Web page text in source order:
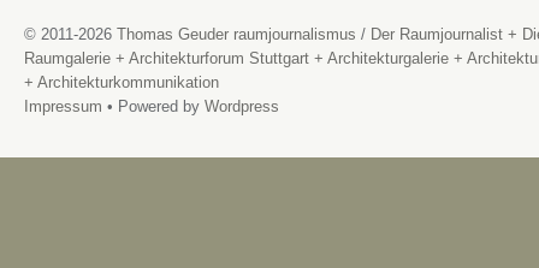
© 2011-2026 Thomas Geuder raumjournalismus / Der Raumjournalist +
Raumgalerie + Architekturforum Stuttgart + Architekturgalerie +
+ Architekturkommunikation
Impressum • Powered by Wordpress